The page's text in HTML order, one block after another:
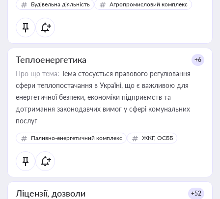
Будівельна діяльність Агропромисловий комплекс
Теплоенергетика +6
Про що тема: Тема стосується правового регулювання
сфери теплопостачання в Україні, що є важливою для
енергетичної безпеки, економіки підприємств та
дотримання законодавчих вимог у сфері комунальних
послуг
Паливно-енергетичний комплекс ЖКГ, ОСББ
Ліцензії, дозволи +52